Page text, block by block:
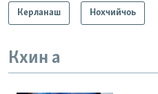
Керланаш Нохчийчоь
Кхин а